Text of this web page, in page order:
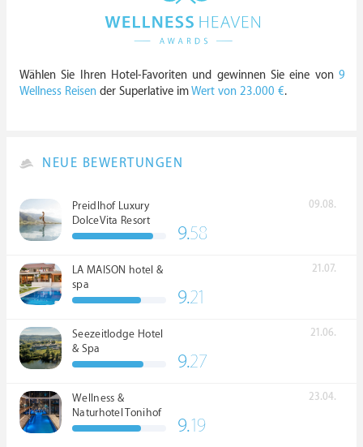
Wählen Sie Ihren Hotel-Favoriten und gewinnen Sie eine von 9
Wellness Reisen der Superlative imWert von 23.000 €.
NEUE BEWERTUNGEN
Preidlhof Luxury
DolceVita Resort
*****
09.08.
9.58
LA MAISON hotel &
spa
21.07.
9.21
Seezeitlodge Hotel
& Spa
21.06.
9.27
Wellness &
Naturhotel Tonihof
****S
23.04.
9.19